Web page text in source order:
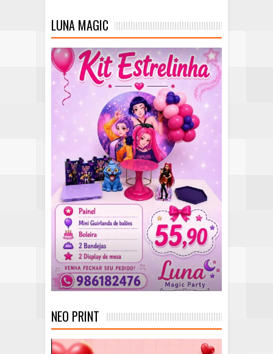
LUNA MAGIC
NEO PRINT